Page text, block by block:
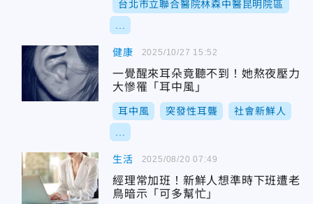
台北市立聯合醫院林森中醫昆明院區
健康
一覺醒來耳朵竟聽不到！她熬夜壓力
大慘罹「耳中風」
耳中風 突發性耳聾 社會新鮮人
2025/10/27 15:52
生活
經理常加班！新鮮人想準時下班遭老
鳥暗示「可多幫忙」
2025/08/20 07:49